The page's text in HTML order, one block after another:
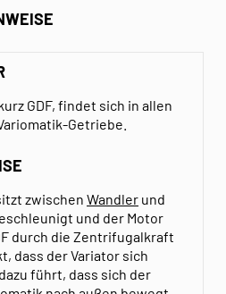
GDF, findet sich in allen
Getriebe.
zwischen Wandler und
und der Motor
durch die Zentrifugalkraft
dass der Variator sich
führt, dass sich der